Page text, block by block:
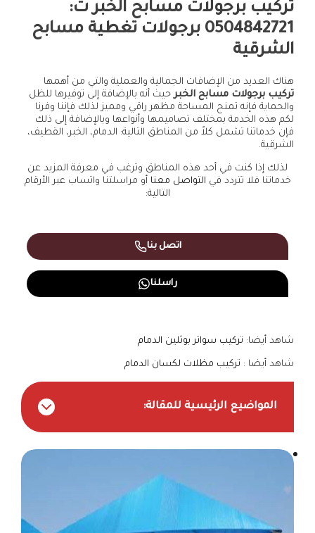
تركيب برجولات مسابح الخبر ت:
0504842721 برجولات تغطية مسابح
الشرقية
هناك العديد من الإضافات الجمالية والعملية والتي من أهمها
تركيب برجولات مسابح الخبر حيث أنه بالإضافة إلى توفيرها للظل
والحماية فإنه تمنح المساحة مظهر راقي ومميز لذلك فإننا وفرنا
لكم هذه الخدمة بمختلف تصاميمها وأنواعها وبالإضافة إلى ذلك
فإن خدماتنا تشمل كلاً من المناطق التالية: الدمام، الخبر، القطيف،
الشرقية.
لذلك إذا كنت في أحد هذه المناطق وترغب في معرفة المزيد عن
خدماتنا فلا تتردد في التواصل معنا أو مراسلتنا واتساب عبر الأرقام
التالية:
اتصل بنا
راسلنا
شاهد أيضا: تركيب سواتر بوثلين الدمام
شاهد أيضا : تركيب مظلات لكسان الدمام
المواضيع الرئيسية للمقالة: